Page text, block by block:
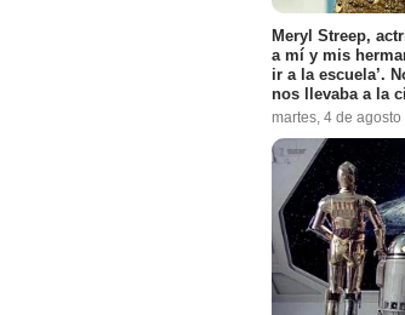
Meryl Streep,
a mí y mis
ir a la escuela’.
nos llevaba a la
martes, 4 de agosto